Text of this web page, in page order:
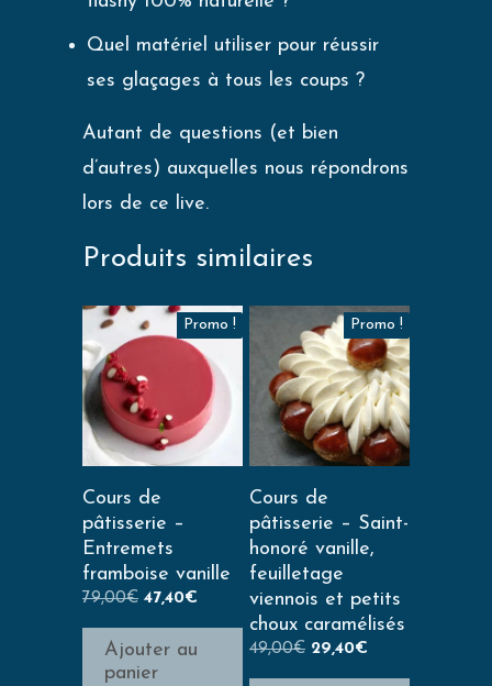
Quel matériel utiliser pour réussir
ses glaçages à tous les coups ?
Autant de questions (et bien
d’autres) auxquelles nous répondrons
lors de ce live.
Produits similaires
Promo !
Cours de
pâtisserie –
Entremets
framboise vanille
79,00€ 47,40€
Ajouter au
panier
Promo !
Cours de
pâtisserie – Saint-
honoré vanille,
feuilletage
viennois et petits
choux caramélisés
49,00€ 29,40€